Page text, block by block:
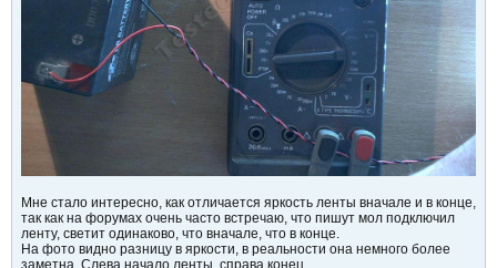
Мне стало интересно, как отличается яркость ленты вначале и в конце,
так как на форумах очень часто встречаю, что пишут мол подключил
ленту, светит одинаково, что вначале, что в конце.
На фото видно разницу в яркости, в реальности она немного более
заметна. Слева начало ленты, справа конец.